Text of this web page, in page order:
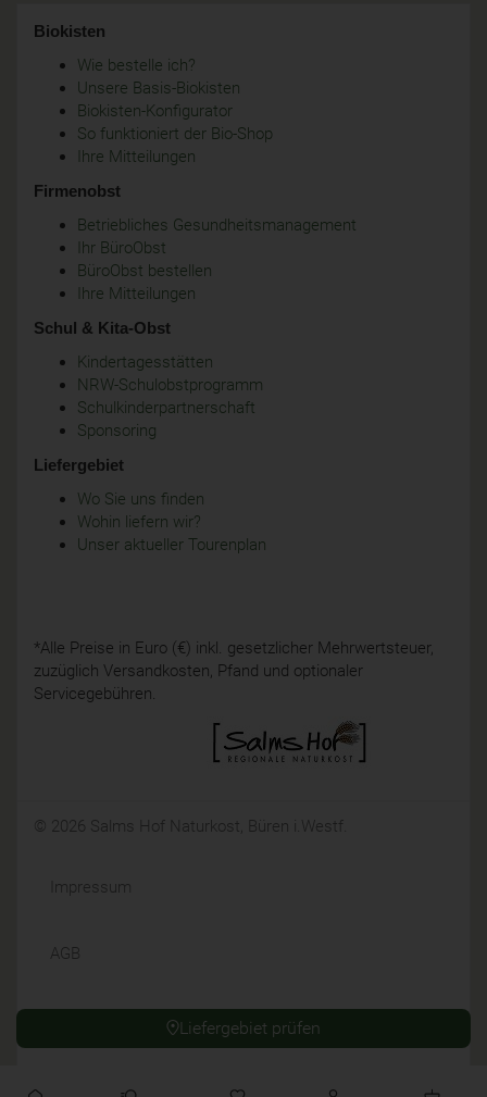
Liefergebiet prüfen
Biokisten
Wie bestelle ich?
Unsere Basis-Biokisten
Biokisten-Konfigurator
So funktioniert der Bio-Shop
Ihre Mitteilungen
Firmenobst
Betriebliches Gesundheitsmanagement
Ihr BüroObst
BüroObst bestellen
Ihre Mitteilungen
Schul & Kita-Obst
Kindertagesstätten
NRW-Schulobstprogramm
Schulkinderpartnerschaft
Sponsoring
Liefergebiet
Wo Sie uns finden
Wohin liefern wir?
Unser aktueller Tourenplan
*Alle Preise in Euro (€) inkl. gesetzlicher Mehrwertsteuer,
zuzüglich Versandkosten, Pfand und optionaler
Servicegebühren.
© 2026 Salms Hof Naturkost, Büren i.Westf.
Impressum
AGB
Widerrufsrecht